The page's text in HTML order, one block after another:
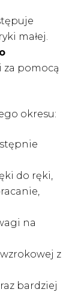
małej.
pomocą
okresu:
do ręki,
na
z
bardziej